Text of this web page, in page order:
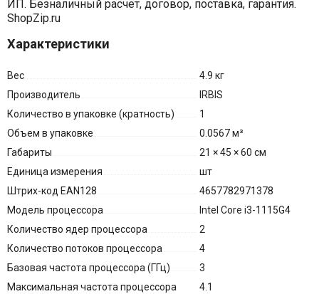
ИП. Безналичный расчет, договор, поставка, гарантия.
ShopZip.ru
Характеристики
Вес
4.9 кг
Производитель
IRBIS
Количество в упаковке (кратность)
1
Объем в упаковке
0.0567 м³
Габариты
21 × 45 × 60 см
Единица измерения
шт
Штрих-код EAN128
4657782971378
Модель процессора
Intel Core i3-1115G4
Количество ядер процессора
2
Количество потоков процессора
4
Базовая частота процессора (ГГц)
3
Максимальная частота процессора
4.1